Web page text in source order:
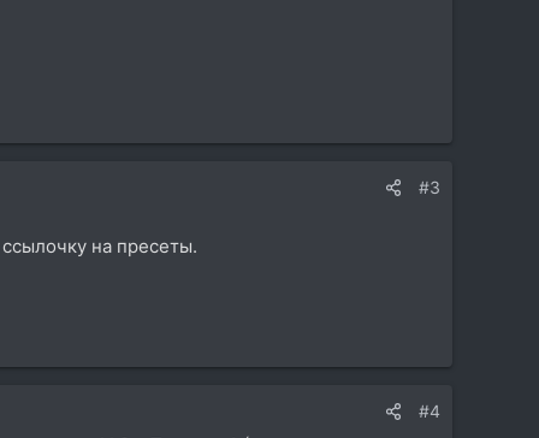
#3
на пресеты.
#4